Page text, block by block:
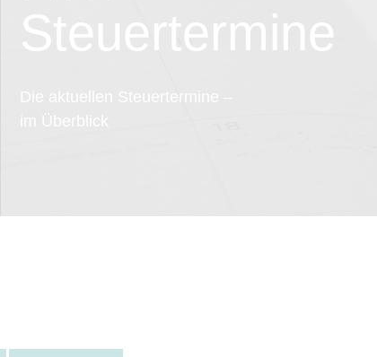
Steuertermine
Die aktuellen Steuertermine –